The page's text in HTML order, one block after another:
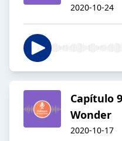
2020-10-24
Capítulo
Wonder
2020-10-17